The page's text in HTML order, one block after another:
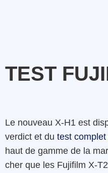
TEST
Le nouveau X-H1 est
verdict et du test
haut de gamme de la
cher que les Fujifilm X-